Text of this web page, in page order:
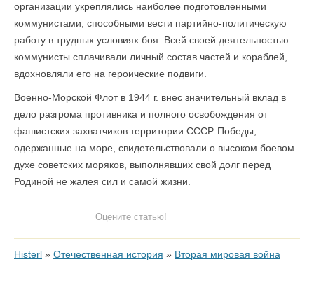
организации укреплялись наиболее подготовленными
коммунистами, способными вести партийно-политическую
работу в трудных условиях боя. Всей своей деятельностью
коммунисты сплачивали личный состав частей и кораблей,
вдохновляли его на героические подвиги.
Военно-Морской Флот в 1944 г. внес значительный вклад в
дело разгрома противника и полного освобождения от
фашистских захватчиков территории СССР. Победы,
одержанные на море, свидетельствовали о высоком боевом
духе советских моряков, выполнявших свой долг перед
Родиной не жалея сил и самой жизни.
Оцените статью!
Histerl » Отечественная история » Вторая мировая война